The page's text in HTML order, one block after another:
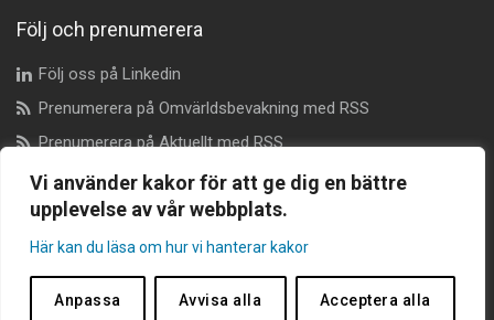
Vi använder kakor för att ge dig en bättre
upplevelse av vår webbplats.
Här kan du läsa om hur vi hanterar kakor
Anpassa Avvisa alla Acceptera alla
Följ och prenumerera
Följ oss på Linkedin
Prenumerera på Omvärldsbevakning med RSS
Prenumerera på Aktuellt med RSS
Dataskyddsombud